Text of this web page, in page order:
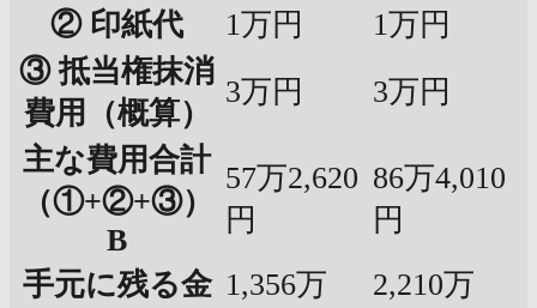
② 印紙代
1万円
1万円
③ 抵当権抹消
費用（概算）
3万円
3万円
主な費用合計
（①+②+③）
B
57万2,620
円
86万4,010
円
手元に残る金 1,356万
2,210万